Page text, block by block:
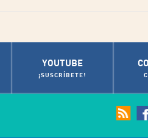
YOUTUBE
¡SUSCRÍBETE!